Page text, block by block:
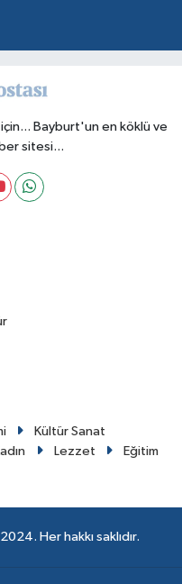
Bayburt'un en köklü ve
sitesi...
Kültür Sanat
Lezzet Eğitim
Her hakkı saklıdır.